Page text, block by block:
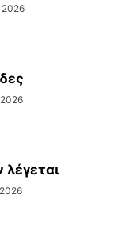
2026
2026
λέγεται
2026